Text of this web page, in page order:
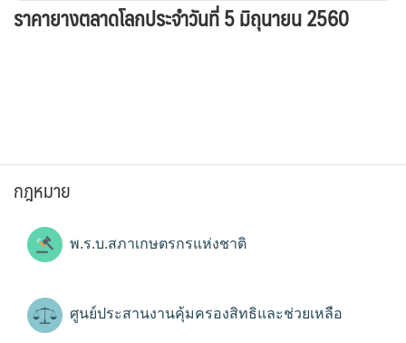
Search
ราคายางตลาดโลกประจำวันที่ 5 มิถุนายน 2560
กฎหมาย
พ.ร.บ.สภาเกษตรกรแห่งชาติ
ศูนย์ประสานงานคุ้มครองสิทธิและช่วยเหลือ